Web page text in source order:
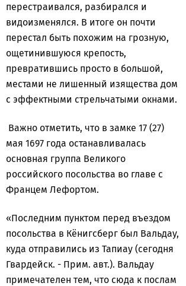
перестраивался, разбирался и
видоизменялся. В итоге он почти
перестал быть похожим на грозную,
ощетинившуюся крепость,
превратившись просто в большой,
местами не лишенный изящества дом
с эффектными стрельчатыми окнами.
Важно отметить, что в замке 17 (27)
мая 1697 года останавливалась
основная группа Великого
российского посольства во главе с
Францем Лефортом.
«Последним пунктом перед въездом
посольства в Кёнигсберг был Вальдау,
куда отправились из Тапиау (сегодня
Гвардейск. - Прим. авт.). Вальдау
примечателен тем, что сюда к послам